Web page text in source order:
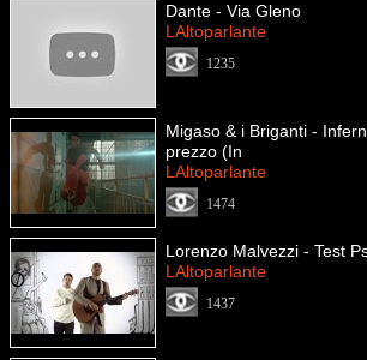
Dante - Via Gleno
LAltoparlante
1235
Migaso & i Briganti -
prezzo (In
LAltoparlante
1474
Lorenzo Malvezzi - Test
LAltoparlante
1437